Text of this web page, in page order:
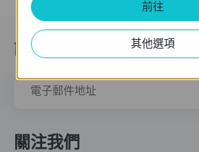
訂閱
電子郵件地址
關注我們
前往
其他選項